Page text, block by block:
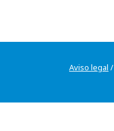
Aviso legal /